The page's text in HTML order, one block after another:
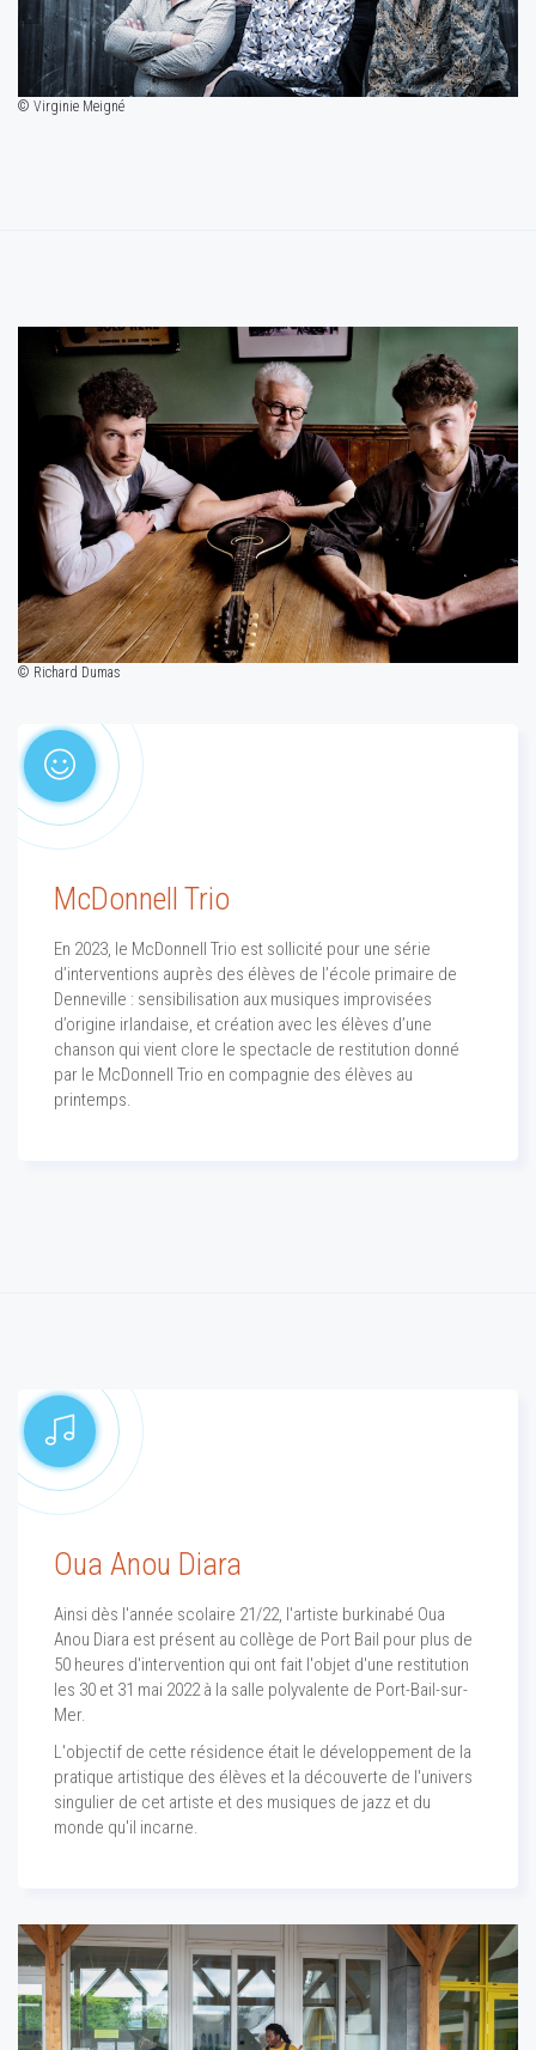
© Virginie Meigné
© Richard Dumas
McDonnell Trio
En 2023, le McDonnell Trio est sollicité pour une série
d’interventions auprès des élèves de l’école primaire de
Denneville : sensibilisation aux musiques improvisées
d’origine irlandaise, et création avec les élèves d’une
chanson qui vient clore le spectacle de restitution donné
par le McDonnell Trio en compagnie des élèves au
printemps.
Oua Anou Diara
Ainsi dès l'année scolaire 21/22, l'artiste burkinabé Oua
Anou Diara est présent au collège de Port Bail pour plus de
50 heures d'intervention qui ont fait l'objet d'une restitution
les 30 et 31 mai 2022 à la salle polyvalente de Port-Bail-sur-
Mer.
L'objectif de cette résidence était le développement de la
pratique artistique des élèves et la découverte de l'univers
singulier de cet artiste et des musiques de jazz et du
monde qu'il incarne.